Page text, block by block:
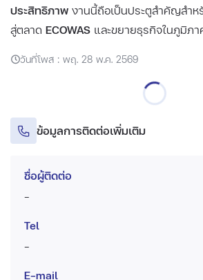
ประสิทธิภาพ งานนี้ถือเป็นประตูสำคัญสำห
สู่ตลาด ECOWAS และขยายธุรกิจในภูมิภ
วันที่โพส : พฤ. 28 พ.ค. 2569
ข้อมูลการติดต่อเพิ่มเติม
ชื่อผู้ติดต่อ
-
Tel
-
E-mail